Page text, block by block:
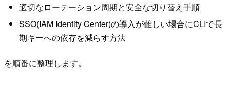
適切なローテーション周期と安全な切り替え手順
SSO(IAM Identity Center)の導入が難しい場合にCLIで長
期キーへの依存を減らす方法
を順番に整理します。